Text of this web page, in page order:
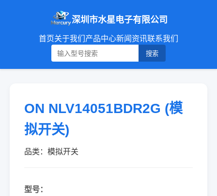
深圳市水星电子有限公司
首页关于我们 产品中心新闻资讯联系我们
搜索
ON NLV14051BDR2G (模
拟开关)
品类：模拟开关
型号：